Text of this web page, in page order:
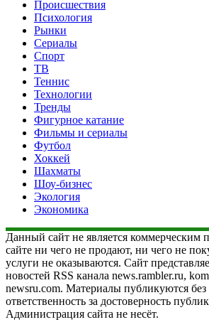
Происшествия
Психология
Рынки
Сериалы
Спорт
ТВ
Теннис
Технологии
Тренды
Фигурное катание
Фильмы и сериалы
Футбол
Хоккей
Шахматы
Шоу-бизнес
Экология
Экономика
Данный сайт не является коммерческим
сайте ни чего не продают, ни чего не
услуги не оказываются. Сайт
новостей RSS канала news.rambler.ru,
newsru.com. Материалы публикуются без
ответственность за достоверность
Администрация сайта не несёт.